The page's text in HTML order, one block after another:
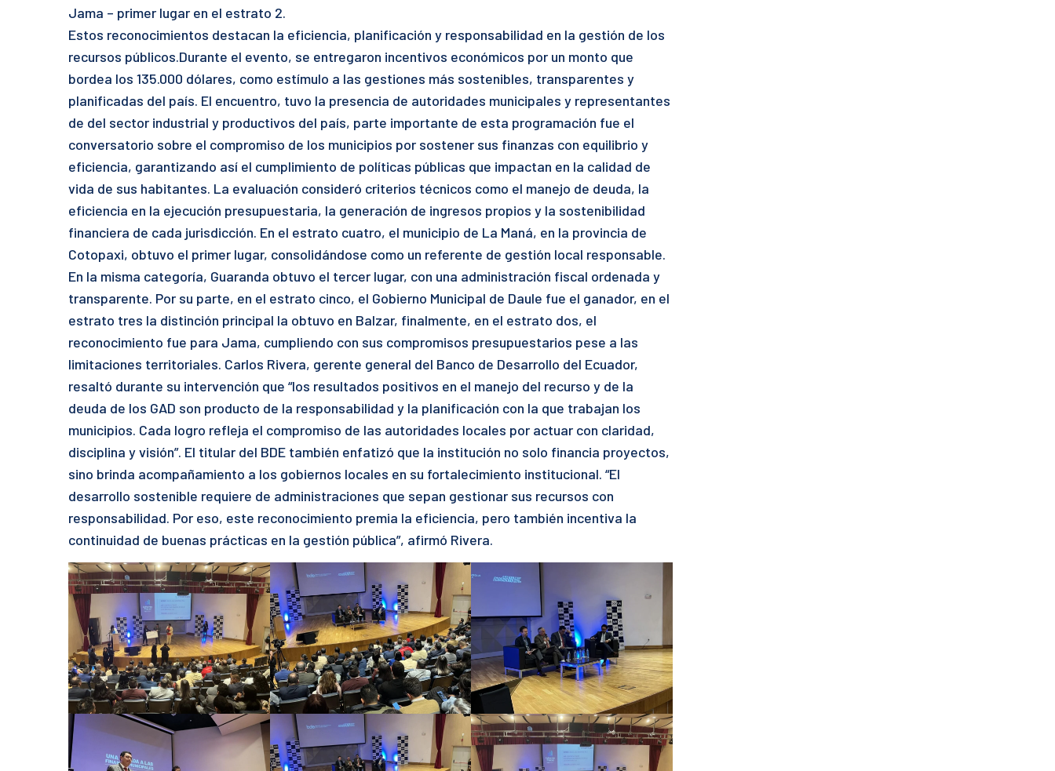
Jama – primer lugar en el estrato 2.
Estos reconocimientos destacan la eficiencia, planificación y responsabilidad en la gestión de los
recursos públicos.Durante el evento, se entregaron incentivos económicos por un monto que
bordea los 135.000 dólares, como estímulo a las gestiones más sostenibles, transparentes y
planificadas del país. El encuentro, tuvo la presencia de autoridades municipales y representantes
de del sector industrial y productivos del país, parte importante de esta programación fue el
conversatorio sobre el compromiso de los municipios por sostener sus finanzas con equilibrio y
eficiencia, garantizando así el cumplimiento de políticas públicas que impactan en la calidad de
vida de sus habitantes. La evaluación consideró criterios técnicos como el manejo de deuda, la
eficiencia en la ejecución presupuestaria, la generación de ingresos propios y la sostenibilidad
financiera de cada jurisdicción. En el estrato cuatro, el municipio de La Maná, en la provincia de
Cotopaxi, obtuvo el primer lugar, consolidándose como un referente de gestión local responsable.
En la misma categoría, Guaranda obtuvo el tercer lugar, con una administración fiscal ordenada y
transparente. Por su parte, en el estrato cinco, el Gobierno Municipal de Daule fue el ganador, en el
estrato tres la distinción principal la obtuvo en Balzar, finalmente, en el estrato dos, el
reconocimiento fue para Jama, cumpliendo con sus compromisos presupuestarios pese a las
limitaciones territoriales. Carlos Rivera, gerente general del Banco de Desarrollo del Ecuador,
resaltó durante su intervención que “los resultados positivos en el manejo del recurso y de la
deuda de los GAD son producto de la responsabilidad y la planificación con la que trabajan los
municipios. Cada logro refleja el compromiso de las autoridades locales por actuar con claridad,
disciplina y visión”. El titular del BDE también enfatizó que la institución no solo financia proyectos,
sino brinda acompañamiento a los gobiernos locales en su fortalecimiento institucional. “El
desarrollo sostenible requiere de administraciones que sepan gestionar sus recursos con
responsabilidad. Por eso, este reconocimiento premia la eficiencia, pero también incentiva la
continuidad de buenas prácticas en la gestión pública”, afirmó Rivera.